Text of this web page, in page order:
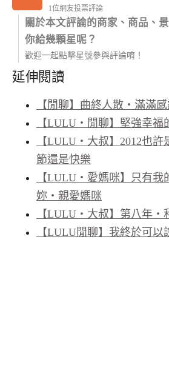
1位網友投票評論
關於本文評論的商家、商品、
你給幾顆星呢？
歡迎一起點擊星號參與評論唷！
延伸閱讀
【閒聊】曲終人散‧滿滿
【LULU‧閒聊】堅強幸福
【LULU‧大叔】2012也
節還是快樂
【LULU‧愛媽咪】只有
妳‧親愛媽咪
【LULU‧大叔】第八年‧
【LULU閒聊】我終於可